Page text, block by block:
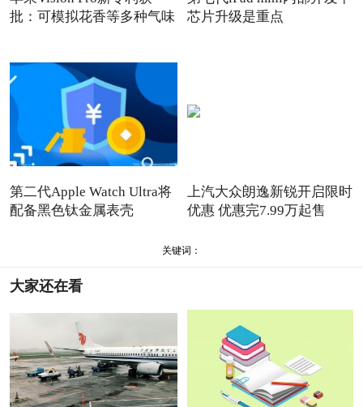
批：可模拟花香等多种气味
芯片升级是重点
第二代Apple Watch Ultra将
配备黑色钛金属表壳
上汽大众朗逸新锐开启限时
优惠 优惠完7.99万起售
关键词：
大家还在看